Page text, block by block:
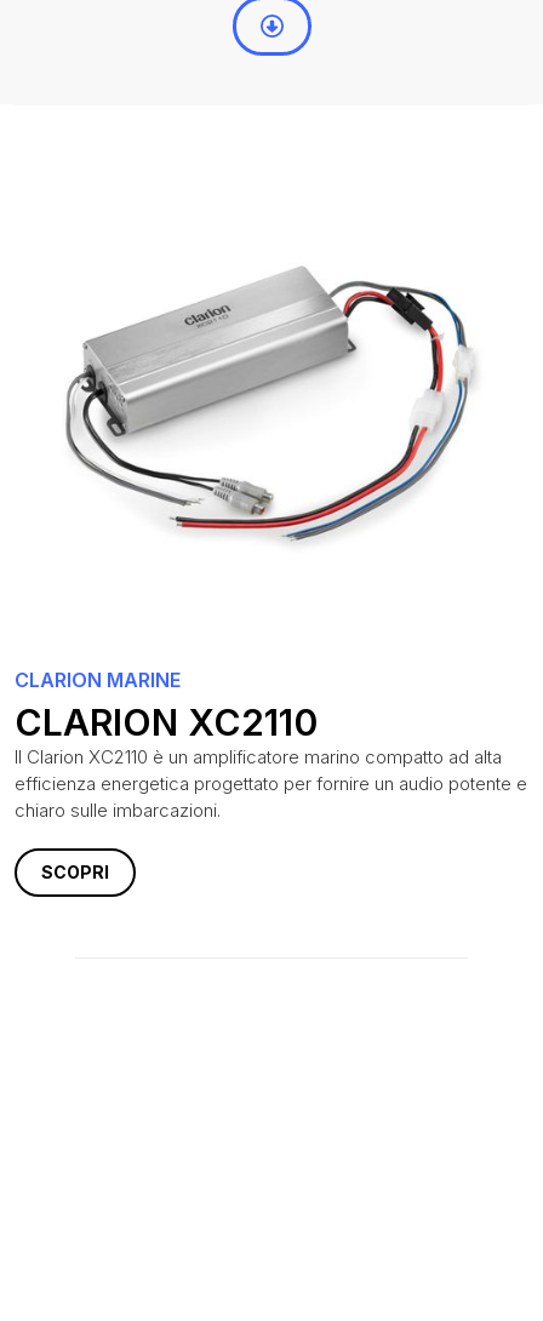
CLARION MARINE
CLARION XC2110
Il Clarion XC2110 è un amplificatore marino compatto ad alta
efficienza energetica progettato per fornire un audio potente e
chiaro sulle imbarcazioni.
SCOPRI